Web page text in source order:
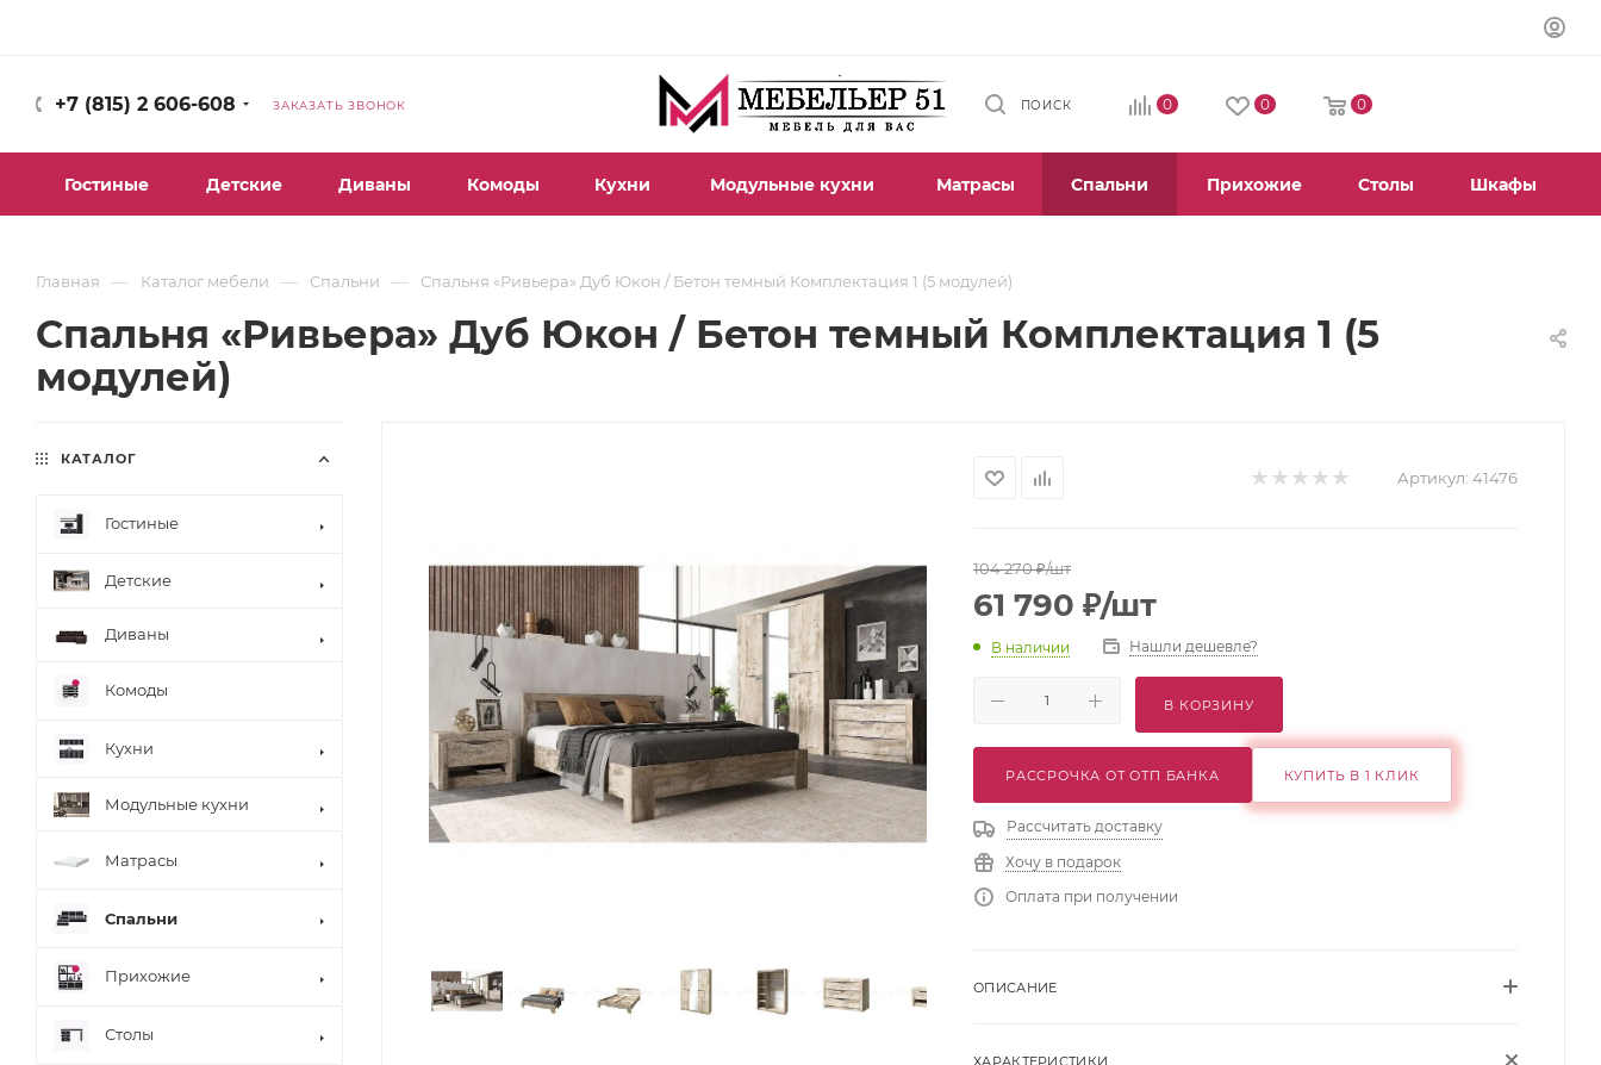
+7 (815) 2 606-608 ЗАКАЗАТЬ ЗВОНОК ПОИСК 0 0 0
Гостиные Детские Диваны Комоды Кухни Модульные кухни Матрасы Спальни Прихожие Столы Шкафы
Главная — Каталог мебели — Спальни — Спальня «Ривьера» Дуб Юкон / Бетон темный Комплектация 1 (5 модулей)
Спальня «Ривьера» Дуб Юкон / Бетон темный Комплектация 1 (5
модулей)
Артикул: 41476
104 270₽/шт
61 790 ₽/шт
В наличии Нашли дешевле?
В КОРЗИНУ
РАССРОЧКА ОТ ОТП БАНКА КУПИТЬ В 1 КЛИК
Рассчитать доставку
Хочу в подарок
Оплата при получении
ОПИСАНИЕ
ХАРАКТЕРИСТИКИ
КАТАЛОГ
Гостиные
Детские
Диваны
Комоды
Кухни
Модульные кухни
Матрасы
Спальни
Прихожие
Столы